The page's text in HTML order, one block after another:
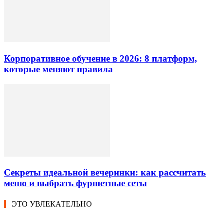
Корпоративное обучение в 2026: 8 платформ,
которые меняют правила
Секреты идеальной вечеринки: как рассчитать
меню и выбрать фуршетные сеты
ЭТО УВЛЕКАТЕЛЬНО